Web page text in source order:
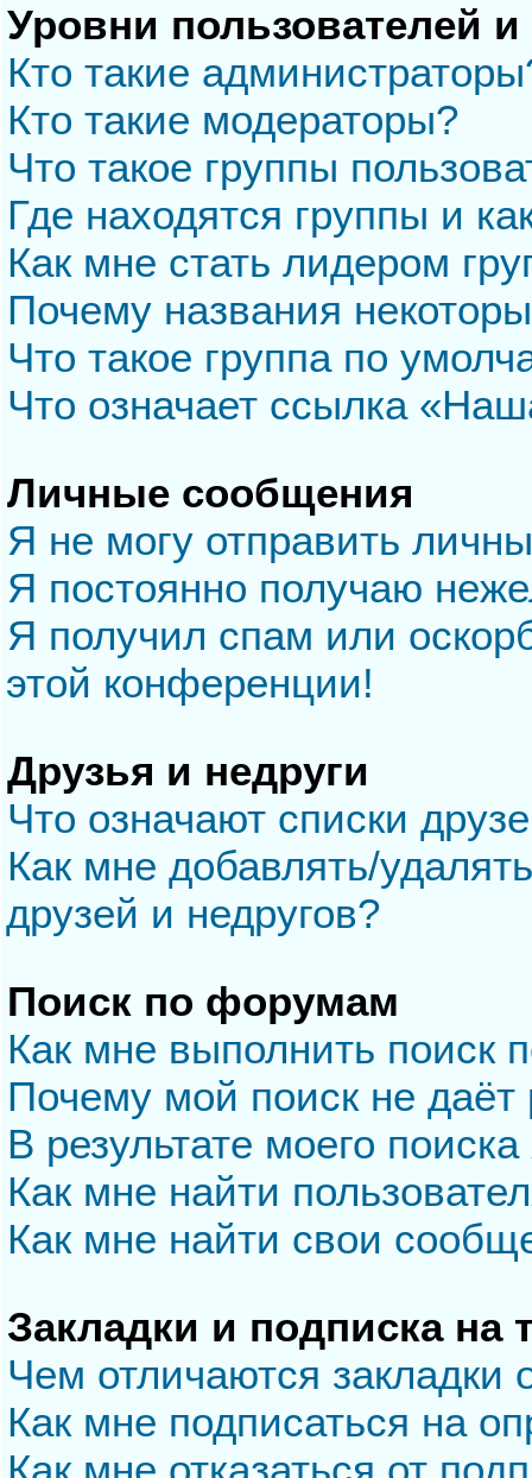
Уровни пользователей
Кто такие
Кто такие модераторы?
Что такое группы
Где находятся группы и
Как мне стать лидером
Почему названия
Что такое группа по
Что означает ссылка
Личные сообщения
Я не могу отправить
Я постоянно получаю
Я получил спам или
этой конференции!
Друзья и недруги
Что означают списки
Как мне добавлять/
друзей и недругов?
Поиск по форумам
Как мне выполнить
Почему мой поиск не даёт
В результате моего
Как мне найти
Как мне найти свои
Закладки и подписка на
Чем отличаются закладки
Как мне подписаться на